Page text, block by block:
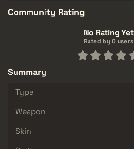
Community Rating
No Rating Yet
Rated by 0 users
Summary
Type
Weapon
Skin